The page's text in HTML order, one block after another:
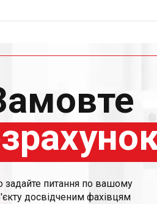
задайте питання по вашому
досвідченим фахівцям